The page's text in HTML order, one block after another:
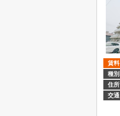
賃料
種別
住所
交通